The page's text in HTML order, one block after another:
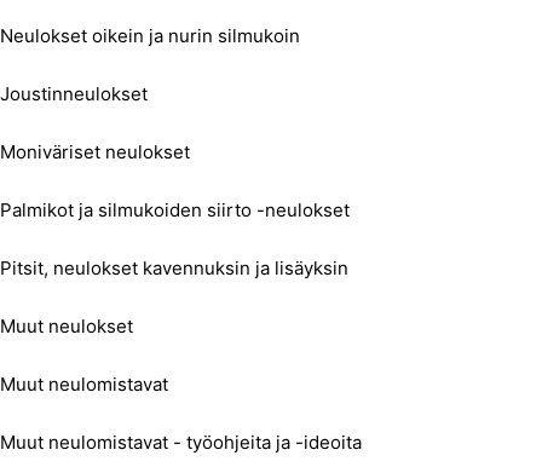
Neulokset oikein ja nurin silmukoin
Joustinneulokset
Moniväriset neulokset
Palmikot ja silmukoiden siirto -neulokset
Pitsit, neulokset kavennuksin ja lisäyksin
Muut neulokset
Muut neulomistavat
Muut neulomistavat - työohjeita ja -ideoita